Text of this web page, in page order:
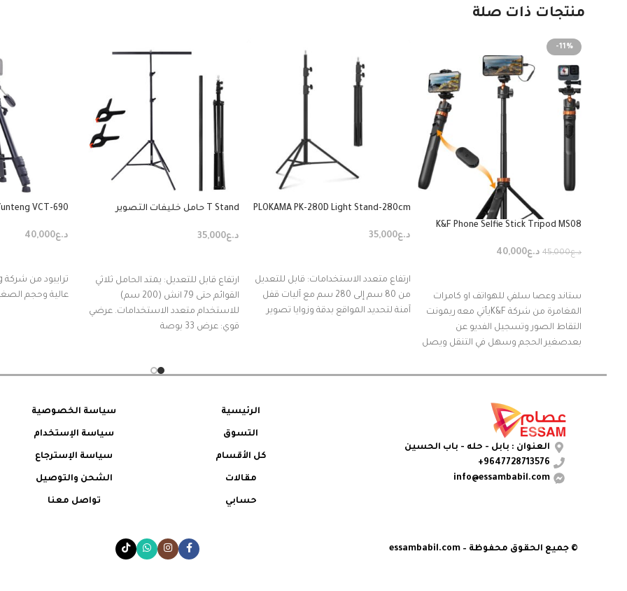
منتجات ذات صلة
-11%
K&F Phone Selfie Stick Tripod MS08
د.ع45,000 د.ع40,000
ستاند وعصا سلفي للهواتف او كامرات
المغامرة من شركة K&Fيأتي معه ريمونت
التقاط الصور وتسجيل الفديو عن
بعدصغير الحجم وسهل في التنقل ويصل
PLOKAMA PK-280D Light Stand-280cm
د.ع35,000
ارتفاع متعدد الاستخدامات: قابل للتعديل
من 80 سم إلى 280 سم مع آليات قفل
آمنة لتحديد المواقع بدقة وزوايا تصوير
T Stand حامل خليفات التصوير
د.ع35,000
ارتفاع قابل للتعديل: يمتد الحامل ثلاثي
القوائم حتى 79 انش (200 سم)
للاستخدام متعدد الاستخدامات. عرضي
قوي: عرض 33 بوصة
VCT-690
د.ع40,000
عالية وحجم
العنوان : بابل - حله - باب الحسين
9647728713576+
info@essambabil.com
الرئيسية
التسوق
كل الأقسام
مقالات
حسابي
سياسة الخصوصية
سياسة الإستخدام
سياسة الإسترجاع
الشحن والتوصيل
تواصل معنا
© جميع الحقوق محفوظة – essambabil.com